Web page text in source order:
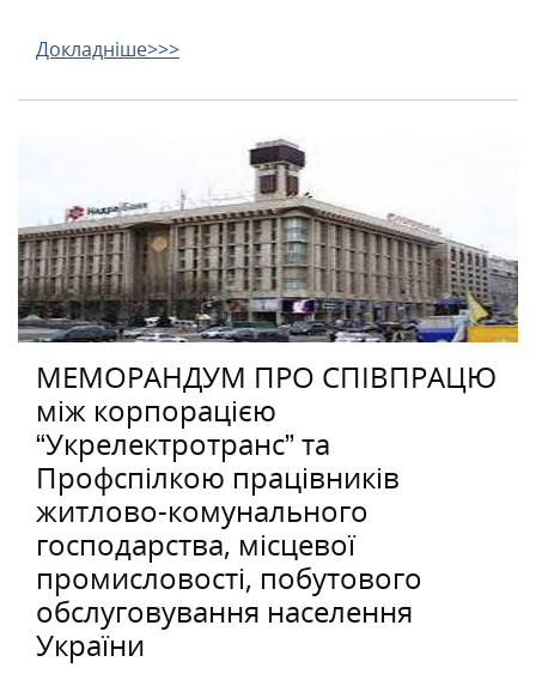
Докладніше>>>
МЕМОРАНДУМ ПРО СПІВПРАЦЮ
між корпорацією
“Укрелектротранс” та
Профспілкою працівників
житлово-комунального
господарства, місцевої
промисловості, побутового
обслуговування населення
України